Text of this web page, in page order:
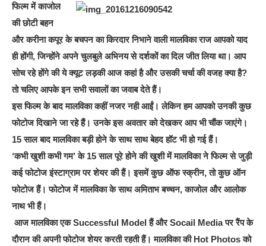
फिल्म में काजोल
की छोटी बहन
और करीना कपूर के बचपन का किरदार निभाने वाली मालविका राज आपको याद
ही होंगी, जिन्होंने अपने चुलबुले अभिनय से दर्शकों का दिल जीत लिया था। आप
सोच रहे होंगे की ये क्यूट लड़की आज कहां है और उसकी चर्चा की वजह क्या है?
तो चलिए आपके इन सभी सवालों का जवाब देते हैं।
इस फिल्म के बाद मालविका कहीं नजर नही आईं। लेकिन हम आपको उनकी कुछ
फोटोज दिखाने जा रहे हैं। उनके इस अवतार को देखकर आप भी चौंक जाएंगे।
15 साल बाद मालविका बड़ी होने के साथ साथ बेहद हॉट भी हो गई हैं।
‘कभी खुशी कभी गम’ के 15 साल पूरे होने की खुशी में मालविका ने फिल्म से जुड़ी
कई फोटोज इंस्टाग्राम पर शेयर की हैं। इसमें कुछ ऑफ स्क्रीन, तो कुछ ऑन
फोटोज हैं। फोटोज में मालविका के साथ अमिताभ बच्चन, काजोल और आलोक
नाथ भी हैं।
आज मालविका एक Successful Model हैं और Socail Media पर रैंप के
दौरान की अपनी फोटोज शेयर करती रहती हैं। मालविका की Hot Photos को